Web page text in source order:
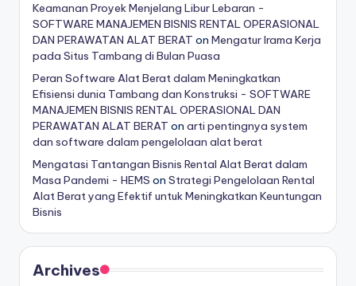
Keamanan Proyek Menjelang Libur Lebaran -
SOFTWARE MANAJEMEN BISNIS RENTAL OPERASIONAL
DAN PERAWATAN ALAT BERAT on Mengatur Irama Kerja
pada Situs Tambang di Bulan Puasa
Peran Software Alat Berat dalam Meningkatkan
Efisiensi dunia Tambang dan Konstruksi - SOFTWARE
MANAJEMEN BISNIS RENTAL OPERASIONAL DAN
PERAWATAN ALAT BERAT on arti pentingnya system
dan software dalam pengelolaan alat berat
Mengatasi Tantangan Bisnis Rental Alat Berat dalam
Masa Pandemi - HEMS on Strategi Pengelolaan Rental
Alat Berat yang Efektif untuk Meningkatkan Keuntungan
Bisnis
Archives